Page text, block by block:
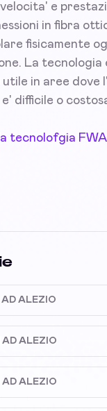
e
in fibra
fisicamente
La tecnologia
in aree dove
difficile o
tecnolofgia
ALEZIO
ALEZIO
ALEZIO